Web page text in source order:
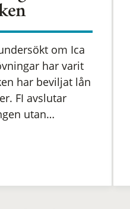
om Ica
har varit
har beviljat lån
FI avslutar
utan…